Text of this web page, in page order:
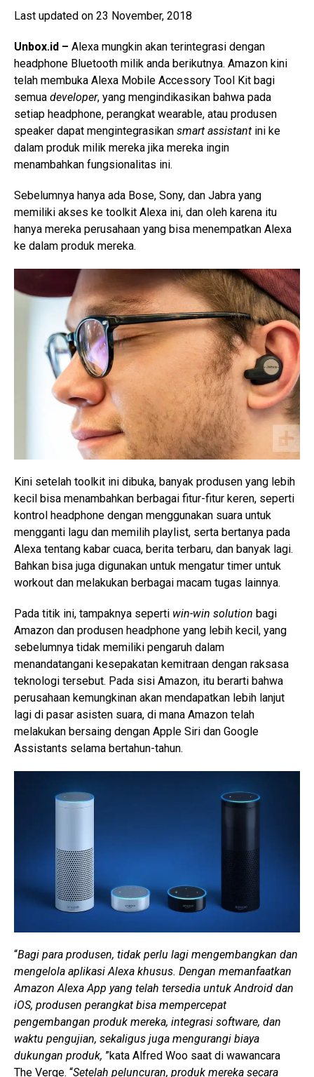
Last updated on 23 November, 2018
Unbox.id – Alexa mungkin akan terintegrasi dengan
headphone Bluetooth milik anda berikutnya. Amazon kini
telah membuka Alexa Mobile Accessory Tool Kit bagi
semua developer, yang mengindikasikan bahwa pada
setiap headphone, perangkat wearable, atau produsen
speaker dapat mengintegrasikan smart assistant ini ke
dalam produk milik mereka jika mereka ingin
menambahkan fungsionalitas ini.
Sebelumnya hanya ada Bose, Sony, dan Jabra yang
memiliki akses ke toolkit Alexa ini, dan oleh karena itu
hanya mereka perusahaan yang bisa menempatkan Alexa
ke dalam produk mereka.
Kini setelah toolkit ini dibuka, banyak produsen yang lebih
kecil bisa menambahkan berbagai fitur-fitur keren, seperti
kontrol headphone dengan menggunakan suara untuk
mengganti lagu dan memilih playlist, serta bertanya pada
Alexa tentang kabar cuaca, berita terbaru, dan banyak lagi.
Bahkan bisa juga digunakan untuk mengatur timer untuk
workout dan melakukan berbagai macam tugas lainnya.
Pada titik ini, tampaknya seperti win-win solution bagi
Amazon dan produsen headphone yang lebih kecil, yang
sebelumnya tidak memiliki pengaruh dalam
menandatangani kesepakatan kemitraan dengan raksasa
teknologi tersebut. Pada sisi Amazon, itu berarti bahwa
perusahaan kemungkinan akan mendapatkan lebih lanjut
lagi di pasar asisten suara, di mana Amazon telah
melakukan bersaing dengan Apple Siri dan Google
Assistants selama bertahun-tahun.
“Bagi para produsen, tidak perlu lagi mengembangkan dan
mengelola aplikasi Alexa khusus. Dengan memanfaatkan
Amazon Alexa App yang telah tersedia untuk Android dan
iOS, produsen perangkat bisa mempercepat
pengembangan produk mereka, integrasi software, dan
waktu pengujian, sekaligus juga mengurangi biaya
dukungan produk, ”kata Alfred Woo saat di wawancara
The Verge. “Setelah peluncuran, produk mereka secara